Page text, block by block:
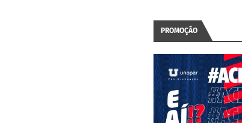
PROMOÇÃO